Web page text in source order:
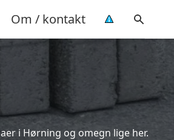
Om / kontakt
i Hørning og omegn lige her.